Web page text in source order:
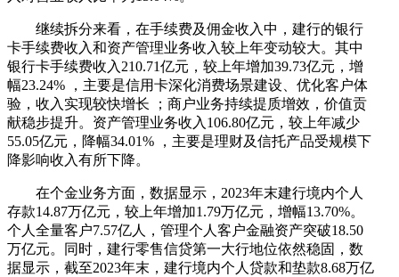
继续拆分来看，在手续费及佣金收入中，建行的银行
卡手续费收入和资产管理业务收入较上年变动较大。其中
银行卡手续费收入210.71亿元，较上年增加39.73亿元，增
幅23.24% ，主要是信用卡深化消费场景建设、优化客户体
验，收入实现较快增长 ；商户业务持续提质增效，价值贡
献稳步提升。资产管理业务收入106.80亿元，较上年减少
55.05亿元，降幅34.01% ，主要是理财及信托产品受规模下
降影响收入有所下降。
在个金业务方面，数据显示，2023年末建行境内个人
存款14.87万亿元，较上年增加1.79万亿元，增幅13.70%。
个人全量客户7.57亿人，管理个人客户金融资产突破18.50
万亿元。同时，建行零售信贷第一大行地位依然稳固，数
据显示，截至2023年末，建行境内个人贷款和垫款8.68万亿